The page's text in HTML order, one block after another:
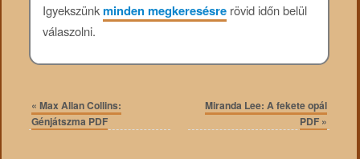
Igyekszünkminden megkeresésrerövid időn belül
válaszolni.
« Max Allan Collins:
Génjátszma PDF
Miranda Lee: A fekete opál
PDF »